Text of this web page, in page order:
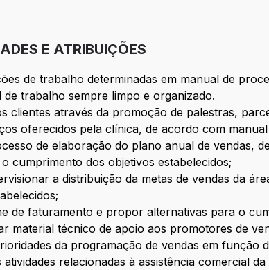
E ATRIBUIÇÕES
de trabalho determinadas em manual de
trabalho sempre limpo e organizado.
clientes através da promoção de palestras,
oferecidos pela clínica, de acordo com
de elaboração do plano anual de vendas,
cumprimento dos objetivos estabelecidos;
a distribuição da metas de vendas da
de faturamento e propor alternativas para o
material técnico de apoio aos promotores de
da programação de vendas em função
relacionadas à assistência comercial da